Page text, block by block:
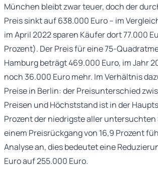
München bleibt zwar teuer, doch der
Preis sinkt auf 638.000 Euro – im
im April 2022 sparen Käufer dort 77.000
Prozent). Der Preis für eine 75-
Hamburg beträgt 469.000 Euro, im Jahr
noch 36.000 Euro mehr. Im Verhältnis
Preise in Berlin: der Preisunterschied
Preisen und Höchststand ist in der
Prozent der niedrigste aller untersuchten
einem Preisrückgang von 16,9 Prozent
Analyse an, dies bedeutet eine
Euro auf 255.000 Euro.